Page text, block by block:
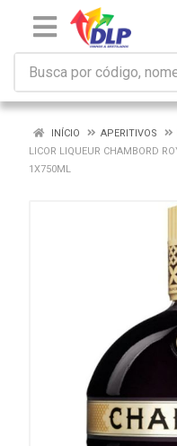
INÍCIO APERITIVOS
LICOR LIQUEUR CHAMBORD
1X750ML